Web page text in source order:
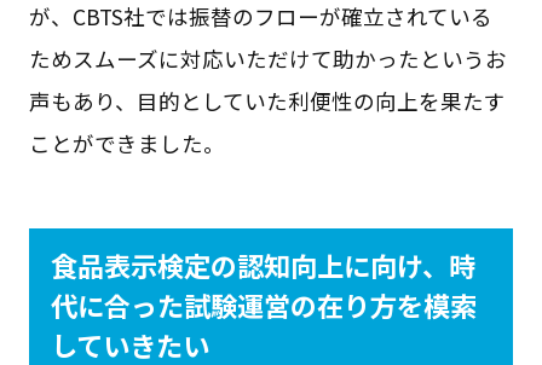
が、CBTS社では振替のフローが確立されている
ためスムーズに対応いただけて助かったというお
声もあり、目的としていた利便性の向上を果たす
ことができました。
食品表示検定の認知向上に向け、時
代に合った試験運営の在り方を模索
していきたい